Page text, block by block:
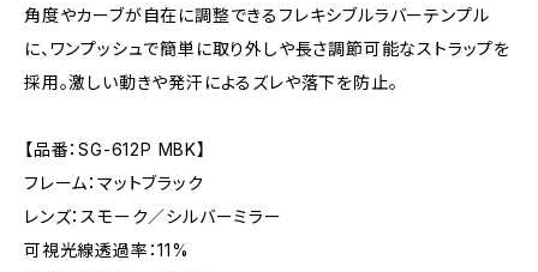
角度やカーブが自在に調整できるフレキシブルラバーテンプル
に、ワンプッシュで簡単に取り外しや長さ調節可能なストラップを
採用。激しい動きや発汗によるズレや落下を防止。
【品番：SG-612P MBK】
フレーム：マットブラック
レンズ：スモーク／シルバーミラー
可視光線透過率：11%